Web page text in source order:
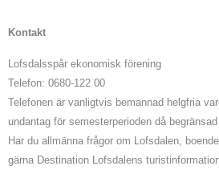
Kontakt
Lofsdalsspår ekonomisk förening
Telefon: 0680-122 00
Telefonen är vanligtvis bemannad helgfria
undantag för semesterperioden då
Har du allmänna frågor om Lofsdalen,
gärna Destination Lofsdalens